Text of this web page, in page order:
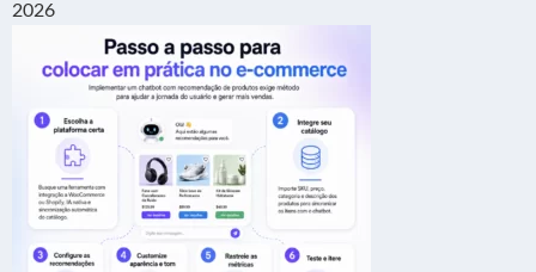
2026